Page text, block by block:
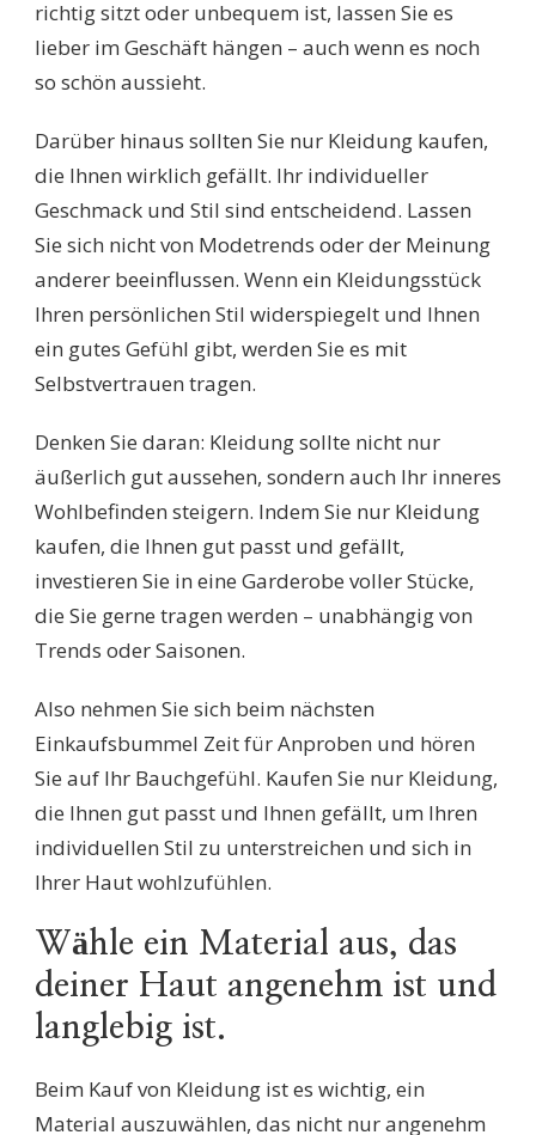
richtig sitzt oder unbequem ist, lassen Sie es
lieber im Geschäft hängen – auch wenn es noch
so schön aussieht.
Darüber hinaus sollten Sie nur Kleidung kaufen,
die Ihnen wirklich gefällt. Ihr individueller
Geschmack und Stil sind entscheidend. Lassen
Sie sich nicht von Modetrends oder der Meinung
anderer beeinflussen. Wenn ein Kleidungsstück
Ihren persönlichen Stil widerspiegelt und Ihnen
ein gutes Gefühl gibt, werden Sie es mit
Selbstvertrauen tragen.
Denken Sie daran: Kleidung sollte nicht nur
äußerlich gut aussehen, sondern auch Ihr inneres
Wohlbefinden steigern. Indem Sie nur Kleidung
kaufen, die Ihnen gut passt und gefällt,
investieren Sie in eine Garderobe voller Stücke,
die Sie gerne tragen werden – unabhängig von
Trends oder Saisonen.
Also nehmen Sie sich beim nächsten
Einkaufsbummel Zeit für Anproben und hören
Sie auf Ihr Bauchgefühl. Kaufen Sie nur Kleidung,
die Ihnen gut passt und Ihnen gefällt, um Ihren
individuellen Stil zu unterstreichen und sich in
Ihrer Haut wohlzufühlen.
Wähle ein Material aus, das
deiner Haut angenehm ist und
langlebig ist.
Beim Kauf von Kleidung ist es wichtig, ein
Material auszuwählen, das nicht nur angenehm